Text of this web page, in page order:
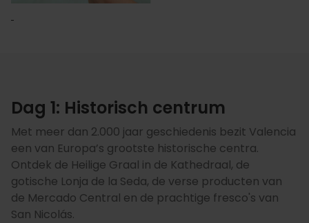
Dag 1: Historisch centrum
Met meer dan 2.000 jaar geschiedenis bezit Valencia
een van Europa’s grootste historische centra.
Ontdek de Heilige Graal in de Kathedraal, de
gotische Lonja de la Seda, de verse producten van
de Mercado Central en de prachtige fresco's van
San Nicolás.